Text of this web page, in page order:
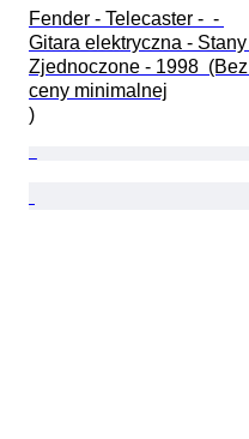
Fender - Telecaster -  -
Gitara elektryczna - Stany
Zjednoczone - 1998  (Bez
ceny minimalnej
)